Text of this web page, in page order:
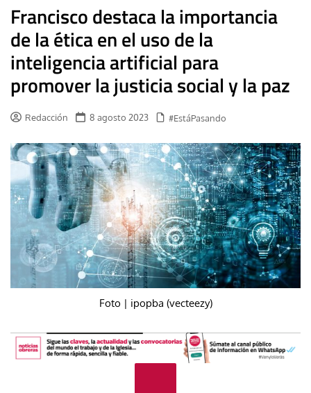
Francisco destaca la importancia
de la ética en el uso de la
inteligencia artificial para
promover la justicia social y la paz
Redacción 8 agosto 2023 #EstáPasando
Foto | ipopba (vecteezy)